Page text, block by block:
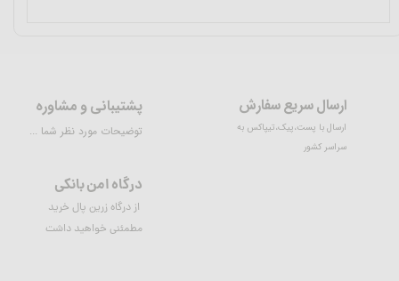
ارسال سریع سفارش
ارسال با پست،پیک،تیپاکس به
سراسر کشور
درگاه امن بانکی
از درگاه زرین پال خرید
مطمئنی خواهید داشت
پشتیبانی و مشاوره
توضیحات مورد نظر شما ...